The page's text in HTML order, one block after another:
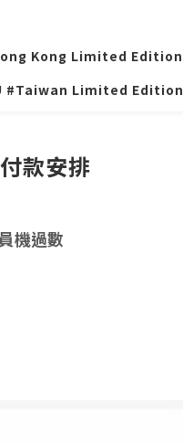
Kong Limited Edition
#Taiwan Limited Edition
付款安排
機過數